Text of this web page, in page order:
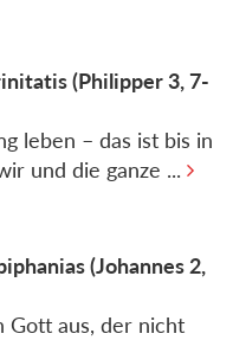
(Philipper 3, 7-
leben – das ist bis in
und die ganze ...
(Johannes 2,
Gott aus, der nicht